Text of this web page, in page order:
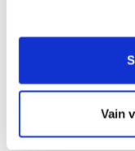
Vain